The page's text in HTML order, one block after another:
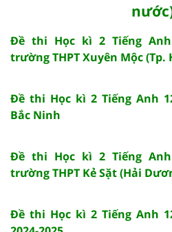
Đề thi Học kì 2 Tiếng Anh
trường THPT Xuyên Mộc (Tp.
Đề thi Học kì 2 Tiếng Anh
Bắc Ninh
Đề thi Học kì 2 Tiếng Anh
trường THPT Kẻ Sặt (Hải
Đề thi Học kì 2 Tiếng Anh